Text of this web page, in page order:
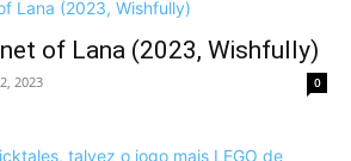
of Lana (2023, Wishfully)
2023 0